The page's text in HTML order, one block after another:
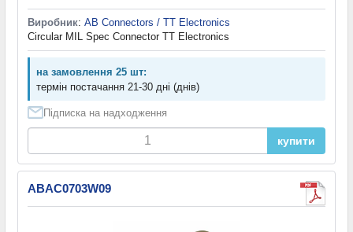
Виробник: AB Connectors / TT Electronics
Circular MIL Spec Connector TT Electronics
на замовлення 25 шт:
термін постачання 21-30 дні (днів)
Підписка на надходження
купити
ABAC0703W09